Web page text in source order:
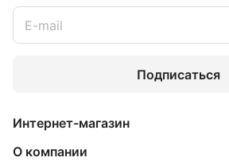
Подписаться
Интернет-магазин
О компании